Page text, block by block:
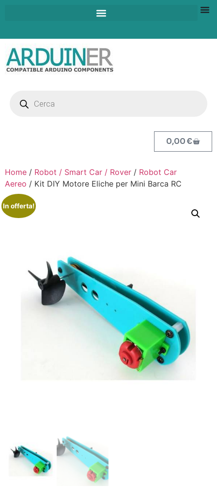
0,00€
Home / Robot / Smart Car / Rover / Robot Car
Aereo / Kit DIY Motore Eliche per Mini Barca RC
In offerta!